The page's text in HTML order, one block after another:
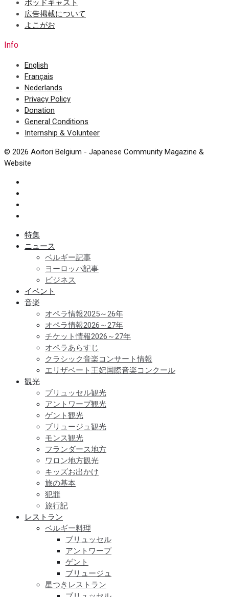
ポッドキャスト
広告掲載について
よこがお
Info
English
Français
Nederlands
Privacy Policy
Donation
General Conditions
Internship & Volunteer
© 2026 Aoitori Belgium - Japanese Community Magazine &
Website
特集
ニュース
ベルギー記事
ヨーロッパ記事
ビジネス
イベント
音楽
オペラ情報2025～26年
オペラ情報2026～27年
チケット情報2026～27年
オペラあらすじ
クラシック音楽コンサート情報
エリザベート王妃国際音楽コンクール
観光
ブリュッセル観光
アントワープ観光
ゲント観光
ブリュージュ観光
モンス観光
フランダース地方
ワロン地方観光
キッズお出かけ
旅の基本
犯罪
旅行記
レストラン
ベルギー料理
ブリュッセル
アントワープ
ゲント
ブリュージュ
星つきレストラン